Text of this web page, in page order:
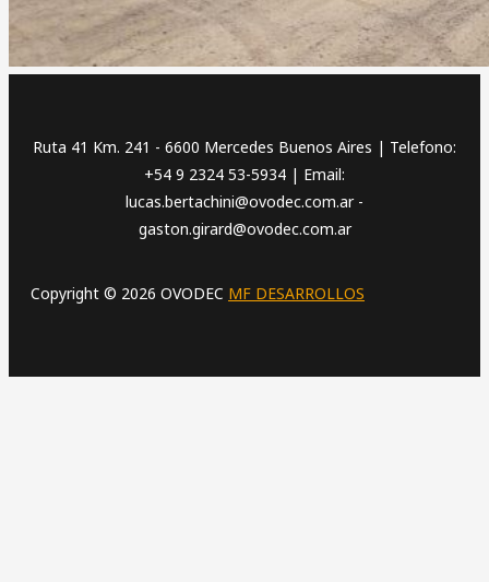
Ruta 41 Km. 241 - 6600 Mercedes Buenos Aires | Telefono:
+54 9 2324 53-5934 | Email:
lucas.bertachini@ovodec.com.ar -
gaston.girard@ovodec.com.ar
Copyright © 2026 OVODEC MF DESARROLLOS